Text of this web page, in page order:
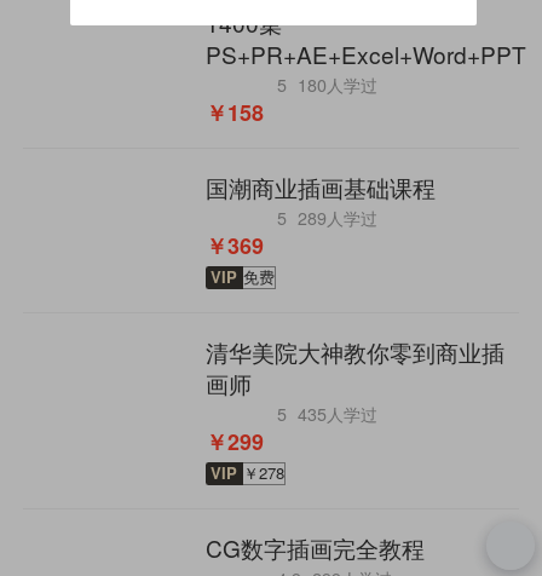
1400集
PS+PR+AE+Excel+Word+PPT
5 180人学过
￥158
国潮商业插画基础课程
5 289人学过
￥369
VIP 免费
清华美院大神教你零到商业插
画师
5 435人学过
￥299
VIP ￥278
CG数字插画完全教程